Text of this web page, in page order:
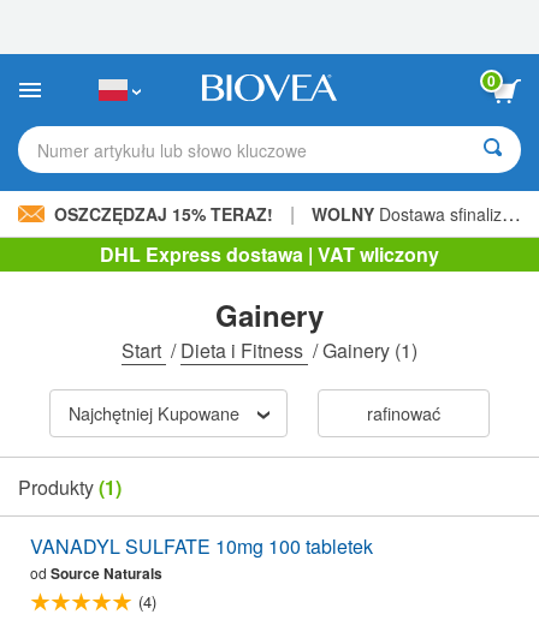
strona
internetowa
zawiera
ułatwień
dostępu.
0
Numer artykułu lub słowo kluczowe
OSZCZĘDZAJ 15% TERAZ! | WOLNY Dostawa sfinalizowana 205,00 zł »
DHL Express dostawa | VAT wliczony
Gainery
Start /Dieta i Fitness /Gainery (1)
Najchętniej Kupowane rafinować
Produkty(1)
VANADYL SULFATE 10mg 100 tabletek
od Source Naturals
(4)